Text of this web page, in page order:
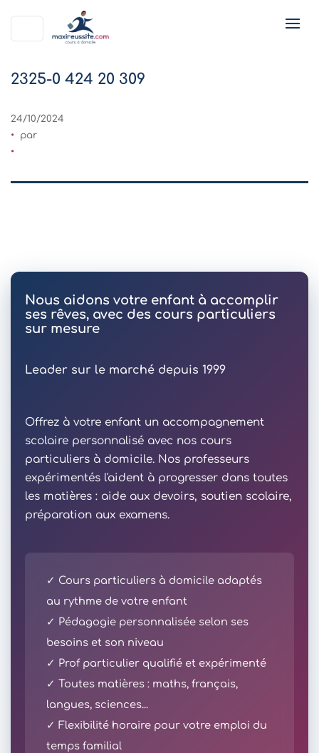
2325-0 424 20 309
24/10/2024
par
Nous aidons votre enfant à accomplir
ses rêves, avec des cours particuliers
sur mesure
Leader sur le marché depuis 1999
Offrez à votre enfant un accompagnement
scolaire personnalisé avec nos cours
particuliers à domicile. Nos professeurs
expérimentés l'aident à progresser dans toutes
les matières : aide aux devoirs, soutien scolaire,
préparation aux examens.
✓ Cours particuliers à domicile adaptés
au rythme de votre enfant
✓ Pédagogie personnalisée selon ses
besoins et son niveau
✓ Prof particulier qualifié et expérimenté
✓ Toutes matières : maths, français,
langues, sciences...
✓ Flexibilité horaire pour votre emploi du
temps familial